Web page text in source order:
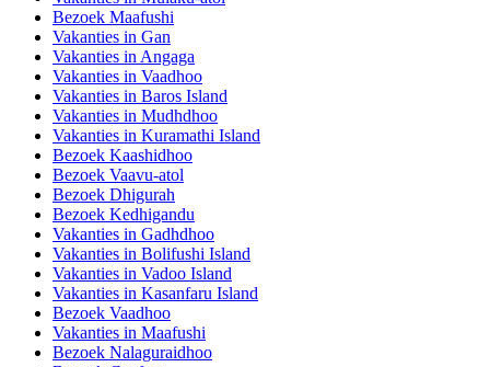
Bezoek Maafushi
Vakanties in Gan
Vakanties in Angaga
Vakanties in Vaadhoo
Vakanties in Baros Island
Vakanties in Mudhdhoo
Vakanties in Kuramathi Island
Bezoek Kaashidhoo
Bezoek Vaavu-atol
Bezoek Dhigurah
Bezoek Kedhigandu
Vakanties in Gadhdhoo
Vakanties in Bolifushi Island
Vakanties in Vadoo Island
Vakanties in Kasanfaru Island
Bezoek Vaadhoo
Vakanties in Maafushi
Bezoek Nalaguraidhoo